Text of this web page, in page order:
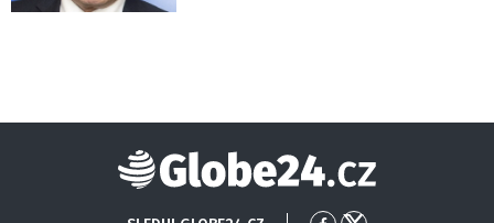
Globe24